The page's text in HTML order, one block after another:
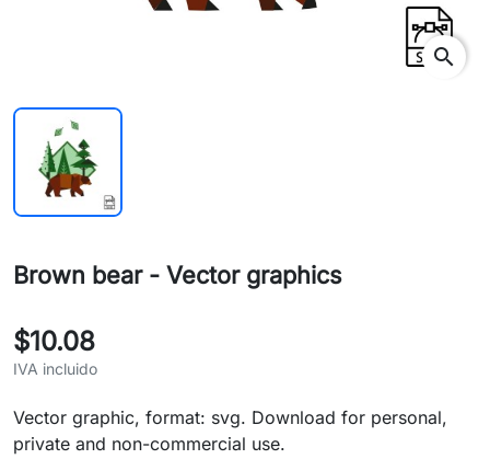
search
Brown bear - Vector graphics
$10.08
IVA incluido
Vector graphic, format: svg. Download for personal,
private and non-commercial use.